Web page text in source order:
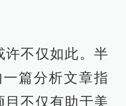
许不仅如此。半
篇分析文章指
目不仅有助于美